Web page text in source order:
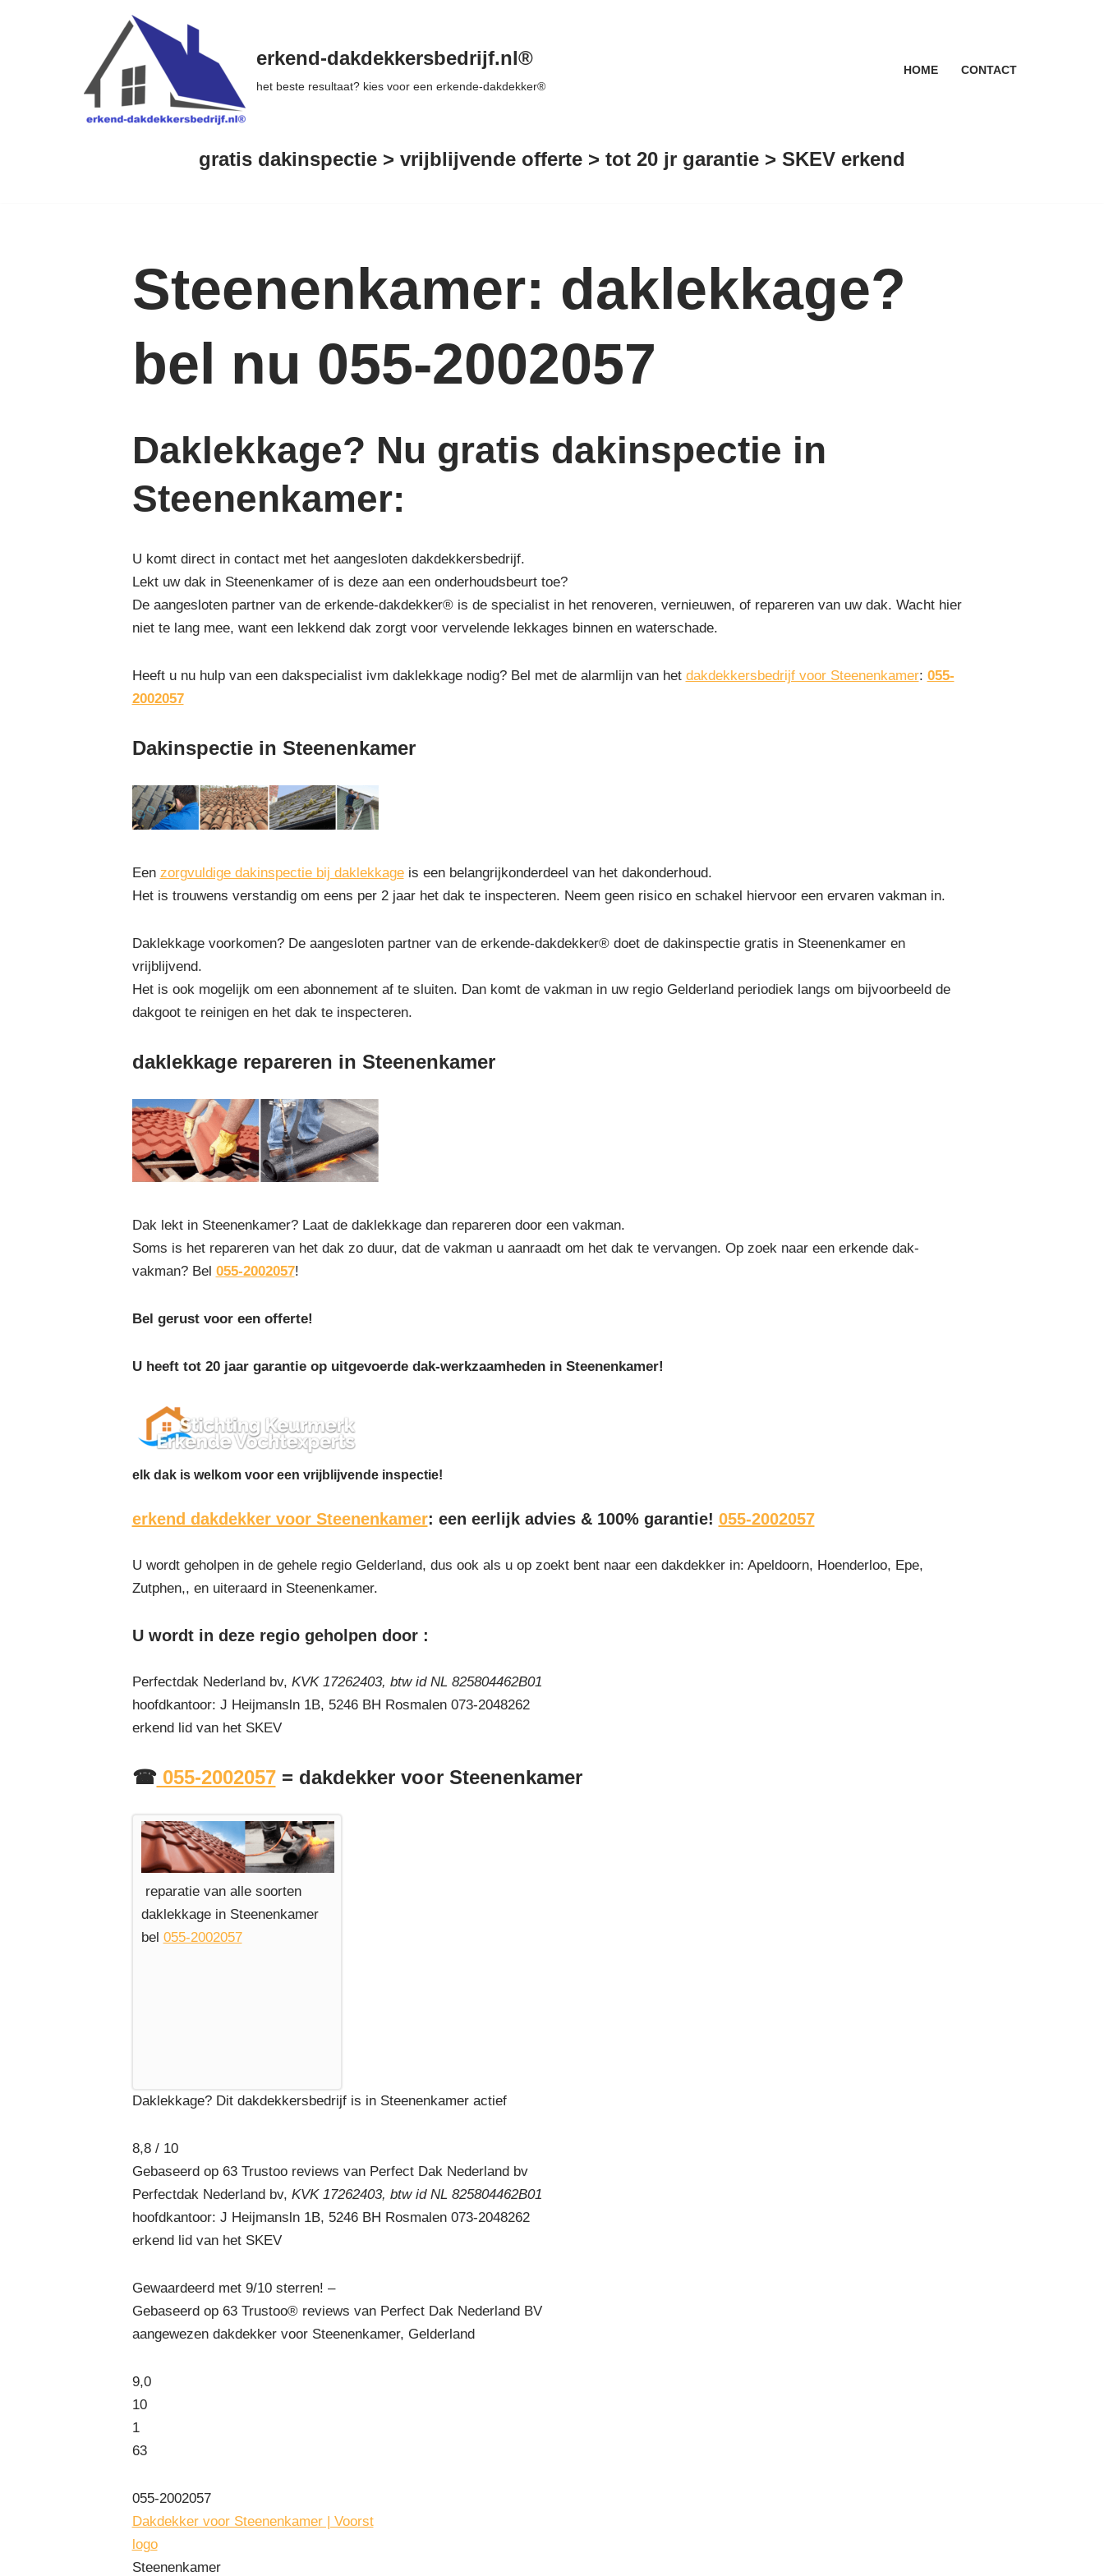
erkend-dakdekkersbedrijf.nl®
het beste resultaat? kies voor een erkende-dakdekker®
HOME CONTACT
gratis dakinspectie > vrijblijvende offerte > tot 20 jr garantie > SKEV erkend
Steenenkamer: daklekkage?
bel nu 055-2002057
Daklekkage? Nu gratis dakinspectie in
Steenenkamer:
U komt direct in contact met het aangesloten dakdekkersbedrijf.
Lekt uw dak in Steenenkamer of is deze aan een onderhoudsbeurt toe?
De aangesloten partner van de erkende-dakdekker® is de specialist in het renoveren, vernieuwen, of repareren van uw dak. Wacht hier
niet te lang mee, want een lekkend dak zorgt voor vervelende lekkages binnen en waterschade.
Heeft u nu hulp van een dakspecialist ivm daklekkage nodig? Bel met de alarmlijn van het dakdekkersbedrijf voor Steenenkamer: 055-
2002057
Dakinspectie in Steenenkamer
Een zorgvuldige dakinspectie bij daklekkageis een belangrijkonderdeel van het dakonderhoud.
Het is trouwens verstandig om eens per 2 jaar het dak te inspecteren. Neem geen risico en schakel hiervoor een ervaren vakman in.
Daklekkage voorkomen? De aangesloten partner van de erkende-dakdekker® doet de dakinspectie gratis in Steenenkamer en
vrijblijvend.
Het is ook mogelijk om een abonnement af te sluiten. Dan komt de vakman in uw regio Gelderland periodiek langs om bijvoorbeeld de
dakgoot te reinigen en het dak te inspecteren.
daklekkage repareren in Steenenkamer
Dak lekt in Steenenkamer? Laat de daklekkage dan repareren door een vakman.
Soms is het repareren van het dak zo duur, dat de vakman u aanraadt om het dak te vervangen. Op zoek naar een erkende dak-
vakman? Bel 055-2002057!
Bel gerust voor een offerte!
U heeft tot 20 jaar garantie op uitgevoerde dak-werkzaamheden in Steenenkamer!
elk dak is welkom voor een vrijblijvende inspectie!
erkend dakdekker voor Steenenkamer: een eerlijk advies & 100% garantie! 055-2002057
U wordt geholpen in de gehele regio Gelderland, dus ook als u op zoekt bent naar een dakdekker in: Apeldoorn, Hoenderloo, Epe,
Zutphen,, en uiteraard in Steenenkamer.
U wordt in deze regio geholpen door :
Perfectdak Nederland bv, KVK 17262403, btw id NL 825804462B01
hoofdkantoor: J Heijmansln 1B, 5246 BH Rosmalen 073-2048262
erkend lid van het SKEV
☎055-2002057= dakdekker voor Steenenkamer
reparatie van alle soorten
daklekkage in Steenenkamer
bel 055-2002057
Daklekkage? Dit dakdekkersbedrijf is in Steenenkamer actief
8,8 / 10
Gebaseerd op 63 Trustoo reviews van Perfect Dak Nederland bv
Perfectdak Nederland bv, KVK 17262403, btw id NL 825804462B01
hoofdkantoor: J Heijmansln 1B, 5246 BH Rosmalen 073-2048262
erkend lid van het SKEV
Gewaardeerd met 9/10 sterren! –
Gebaseerd op 63Trustoo® reviews van Perfect Dak Nederland BV
aangewezen dakdekker voor Steenenkamer, Gelderland
9,0
10
1
63
055-2002057
Dakdekker voor Steenenkamer | Voorst
logo
Steenenkamer